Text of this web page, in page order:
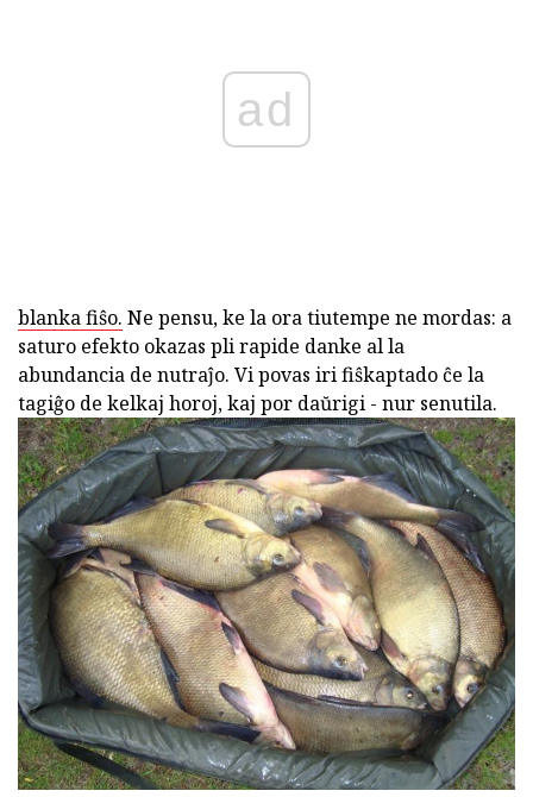
ad
blanka fiŝo. Ne pensu, ke la ora tiutempe ne mordas: a
saturo efekto okazas pli rapide danke al la
abundancia de nutraĵo. Vi povas iri fiŝkaptado ĉe la
tagiĝo de kelkaj horoj, kaj por daŭrigi - nur senutila.